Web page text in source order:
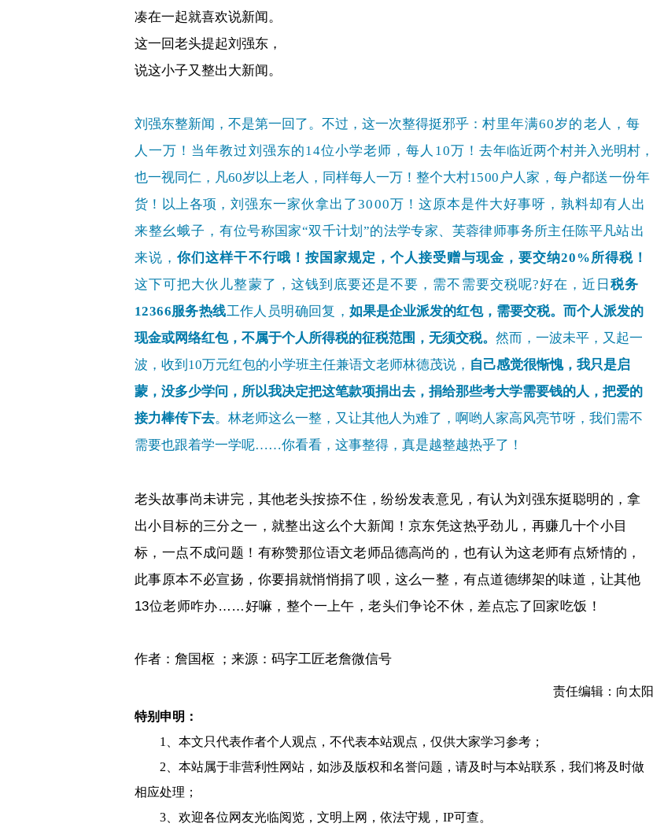
凑在一起就喜欢说新闻。
这一回老头提起刘强东，
说这小子又整出大新闻。
刘强东整新闻，不是第一回了。不过，这一次整得挺邪乎： 村里年满60岁的老人，每
人一万！当年教过刘强东的14位小学老师，每人 10万！去年临近两个村并入光明村，
也一视同仁，凡60岁以上老人，同样每人一万！整个大村1500 户人家，每户都送一份年
货！以上各项， 刘强东一家伙拿出了3000万！这原本是件大好事呀，孰料却有人出
来整幺蛾子，有位号称国家“双千计划 ”的法学专家、芙蓉律师事务所主任陈平凡站出
来说，你们这样干不行哦！按国家规定，个人接受赠与现金，要交纳20%所得税！
这下可把大伙儿整蒙了，这钱到底要还是不要，需不需要交税呢?好在，近日税务
12366服务热线工作人员明确回复，如果是企业派发的红包，需要交税。而个人派发的
现金或网络红包，不属于个人所得税的征税范围，无须交税。 然而，一波未平，又起一
波， 收到 10万元红包的小学班主任兼语文老师林德茂说， 自己感觉很惭愧，我只是启
蒙，没多少学问，所以我决定把这笔款项捐出去，捐给那些考大学需要钱的人，把爱的
接力棒传下去。林老师这么一整，又让其他人为难了，啊哟人家高风亮节呀，我们需不
需要也跟着学一学呢……你看看，这事整得，真是越整越热乎了！
老头故事尚未讲完，其他老头按捺不住，纷纷发表意见，有认为刘强东挺聪明的，拿
出小目标的三分之一，就整出这么个大新闻！京东凭这热乎劲儿，再赚几十个小目
标，一点不成问题！有称赞那位语文老师品德高尚的，也有认为这老师有点矫情的，
此事原本不必宣扬，你要捐就悄悄捐了呗，这么一整，有点道德绑架的味道，让其他
13位老师咋办……好嘛，整个一上午，老头们争论不休，差点忘了回家吃饭！
作者：詹国枢 ；来源：码字工匠老詹微信号
责任编辑：向太阳
特别申明：
1、本文只代表作者个人观点，不代表本站观点，仅供大家学习参考；
2、本站属于非营利性网站，如涉及版权和名誉问题，请及时与本站联系，我们将及时做
相应处理；
3、欢迎各位网友光临阅览，文明上网，依法守规，IP可查。